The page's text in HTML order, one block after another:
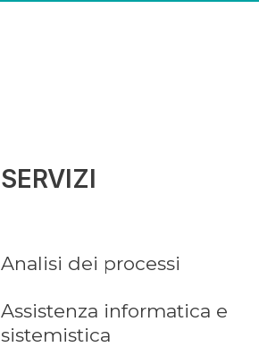
SERVIZI
Analisi dei processi
Assistenza informatica e
sistemistica